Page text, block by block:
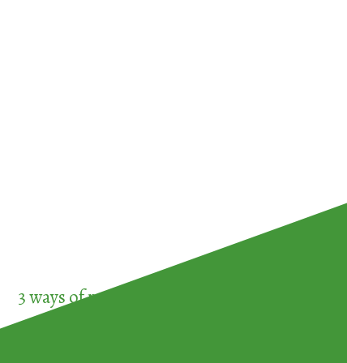
3 ways of participating in the